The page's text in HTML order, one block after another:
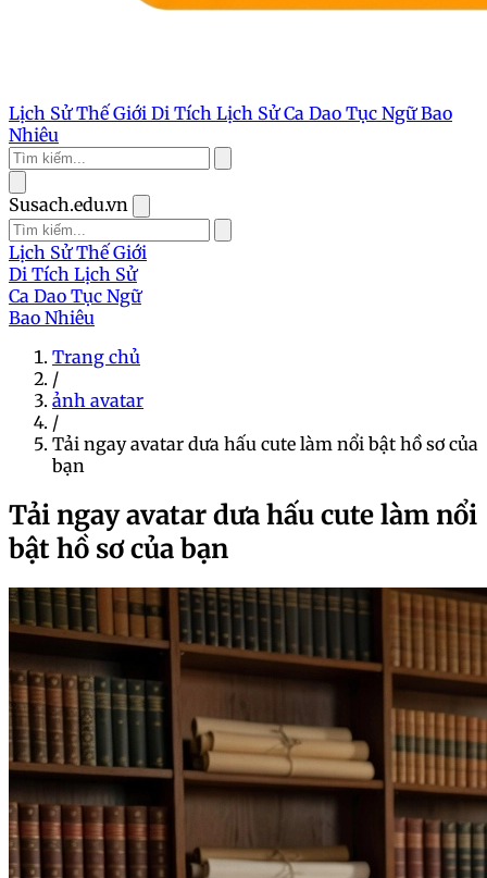
Lịch Sử Thế Giới Di Tích Lịch SửCa Dao Tục NgữBao
Nhiêu
Susach.edu.vn
Lịch Sử Thế Giới
Di Tích Lịch Sử
Ca Dao Tục Ngữ
Bao Nhiêu
Trang chủ
/
ảnh avatar
/
Tải ngay avatar dưa hấu cute làm nổi bật hồ sơ của
bạn
Tải ngay avatar dưa hấu cute làm nổi
bật hồ sơ của bạn